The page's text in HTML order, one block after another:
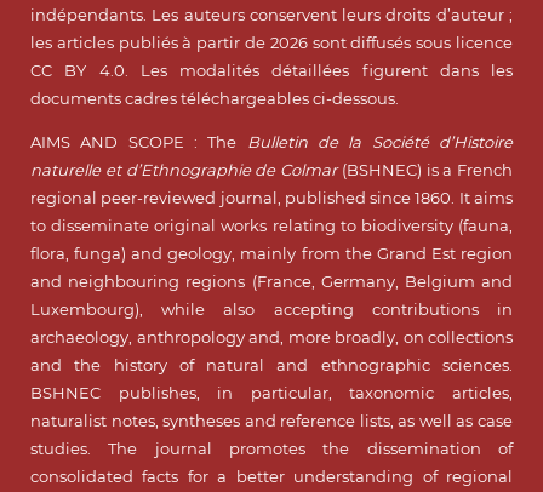
indépendants. Les auteurs conservent leurs droits d’auteur ;
les articles publiés à partir de 2026 sont diffusés sous licence
CC BY 4.0. Les modalités détaillées figurent dans les
documents cadres téléchargeables ci-dessous.
AIMS AND SCOPE : The Bulletin de la Société d’Histoire
naturelle et d’Ethnographie de Colmar(BSHNEC) is a French
regional peer-reviewed journal, published since 1860. It aims
to disseminate original works relating to biodiversity (fauna,
flora, funga) and geology, mainly from the Grand Est region
and neighbouring regions (France, Germany, Belgium and
Luxembourg), while also accepting contributions in
archaeology, anthropology and, more broadly, on collections
and the history of natural and ethnographic sciences.
BSHNEC publishes, in particular, taxonomic articles,
naturalist notes, syntheses and reference lists, as well as case
studies. The journal promotes the dissemination of
consolidated facts for a better understanding of regional